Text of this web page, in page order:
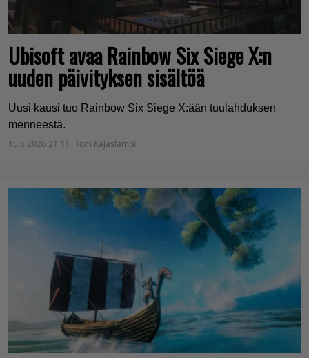
Ubisoft avaa Rainbow Six Siege X:n
uuden päivityksen sisältöä
Uusi kausi tuo Rainbow Six Siege X:ään tuulahduksen
menneestä.
10.6.2026 21:11
Tom Kajaslampi